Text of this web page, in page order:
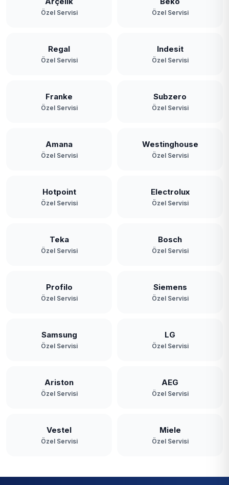
Yeniköy
Özel Servisi Özel Servisi
Regal
Özel Servisi
Indesit
Özel Servisi
Franke
Özel Servisi
Subzero
Özel Servisi
Amana
Özel Servisi
Westinghouse
Özel Servisi
Hotpoint
Özel Servisi
Electrolux
Özel Servisi
Teka
Özel Servisi
Bosch
Özel Servisi
Profilo
Özel Servisi
Siemens
Özel Servisi
Samsung
Özel Servisi
LG
Özel Servisi
Ariston
Özel Servisi
AEG
Özel Servisi
Vestel
Özel Servisi
Miele
Özel Servisi